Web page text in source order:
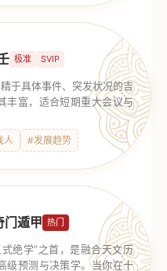
极准 SVIP
于具体事件、突发状况的吉
丰富，适合短期重大会议与
人 #发展趋势
门遁甲 热门
绝学”之首，是融合天文历
级预测与决策学。当你在十